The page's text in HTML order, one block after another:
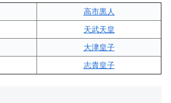
高市黒人
天武天皇
大津皇子
志貴皇子